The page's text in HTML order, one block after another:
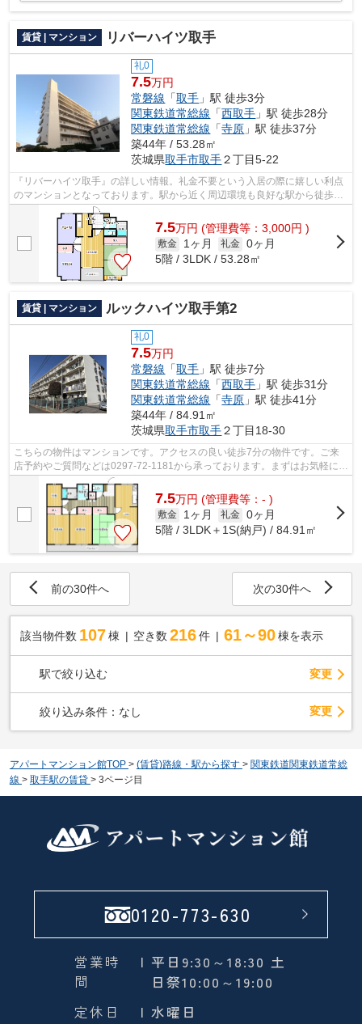
賃貸 | マンション リバーハイツ取手
礼0
7.5万円
常磐線 「取手 」駅 徒歩3分
関東鉄道常総線 「西取手 」駅 徒歩28分
関東鉄道常総線 「寺原 」駅 徒歩37分
築44年 / 53.28㎡
茨城県取手市取手２丁目5-22
『リバーハイツ取手』の詳しい情報。礼金不要という入居の際に嬉しい利点
のマンションとなっております。駅から近く周辺環境も良好な駅から徒歩3
分の立地。景色や日当たりにこだわった...
7.5万円 (管理費等：3,000円 )
敷金 1ヶ月 礼金 0ヶ月
5階 / 3LDK / 53.28㎡
賃貸 | マンション ルックハイツ取手第2
礼0
7.5万円
常磐線 「取手 」駅 徒歩7分
関東鉄道常総線 「西取手 」駅 徒歩31分
関東鉄道常総線 「寺原 」駅 徒歩41分
築44年 / 84.91㎡
茨城県取手市取手２丁目18-30
こちらの物件はマンションです。アクセスの良い徒歩7分の物件です。ご来
店予約やご質問などは0297-72-1181から承っております。まずはお気軽にア
パートマンション館 取手店までお問い...
7.5万円 (管理費等：- )
敷金 1ヶ月 礼金 0ヶ月
5階 / 3LDK＋1S(納戸) / 84.91㎡
前の30件へ 次の30件へ
該当物件数 107棟 空き数 216 件 61～90 棟を表示
駅で絞り込む 変更
絞り込み条件： なし 変更
アパートマンション館TOP > (賃貸)路線・駅から探す > 関東鉄道関東鉄道常総
線 > 取手駅の賃貸 > 3ページ目
0120-773-630
営業時
間
| 平日9:30～18:30 土
日祭10:00～19:00
定休日
| 水曜日